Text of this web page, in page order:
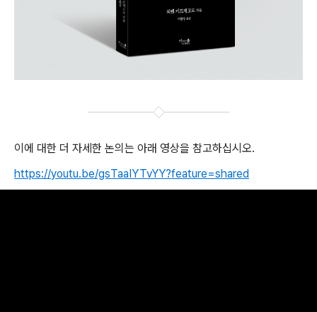
이에 대한 더 자세한 논의는 아래 영상을 참고하십시오.
https://youtu.be/gsTaaIYTvYY?feature=shared